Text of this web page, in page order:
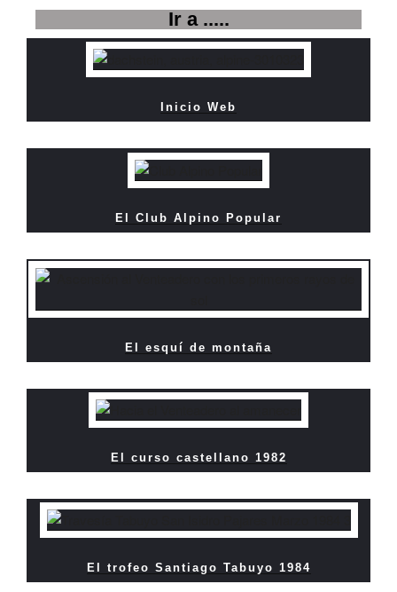
Ir a .....
Inicio Web
El Club Alpino Popular
El esquí de montaña
El curso castellano 1982
El trofeo Santiago Tabuyo 1984